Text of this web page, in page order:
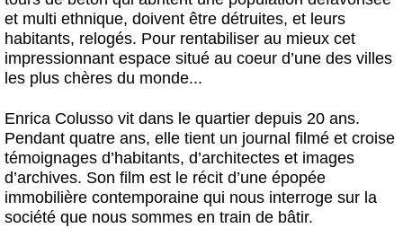
et multi ethnique, doivent être détruites, et leurs
habitants, relogés. Pour rentabiliser au mieux cet
impressionnant espace situé au coeur d’une des villes
les plus chères du monde...
Enrica Colusso vit dans le quartier depuis 20 ans.
Pendant quatre ans, elle tient un journal filmé et croise
témoignages d’habitants, d’architectes et images
d’archives. Son film est le récit d’une épopée
immobilière contemporaine qui nous interroge sur la
société que nous sommes en train de bâtir.